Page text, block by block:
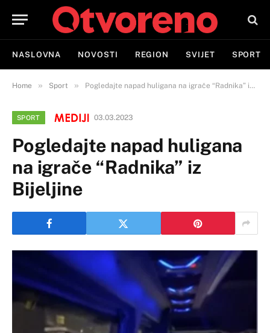
NASLOVNA NOVOSTI REGION SVIJET SPORT
Home » Sport » Pogledajte napad huligana na igrače “Radnika” iz Bijeljine
SPORT 03.03.2023
Pogledajte napad huligana
na igrače “Radnika” iz
Bijeljine